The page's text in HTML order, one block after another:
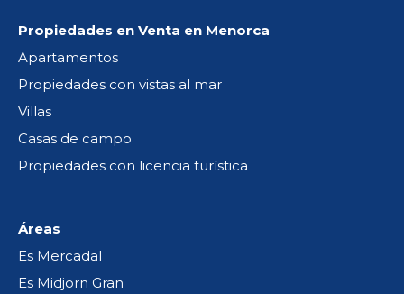
Propiedades en Venta en Menorca
Apartamentos
Propiedades con vistas al mar
Villas
Casas de campo
Propiedades con licencia turística
Áreas
Es Mercadal
Es Midjorn Gran